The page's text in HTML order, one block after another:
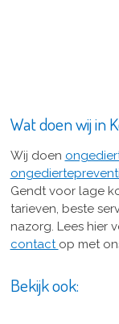
Wat doen wij in
Wij doen
Gendt voor lage
tarieven, beste
nazorg. Lees hier
contact op met
Bekijk ook: